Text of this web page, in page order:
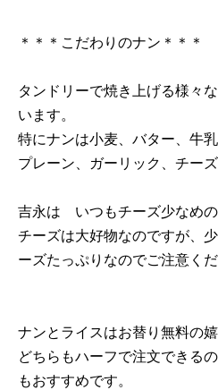
＊＊＊こだわりのナン＊＊＊
タンドリーで焼き上げる様々
います。
特にナンは小麦、バター、牛
プレーン、ガーリック、チー
吉永は いつもチーズ少なめの
チーズは大好物なのですが、
ーズたっぷりなのでご注意く
ナンとライスはお替り無料の
どちらもハーフで注文できる
もおすすめです。